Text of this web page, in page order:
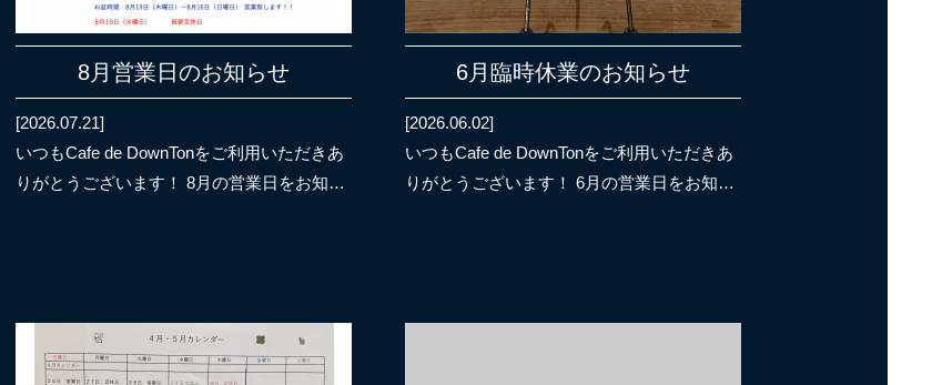
8月営業日のお知らせ
[2026.07.21]
いつもCafe de DownTonをご利用いただきあ
りがとうございます！ 8月の営業日をお知…
6月臨時休業のお知らせ
[2026.06.02]
いつもCafe de DownTonをご利用いただきあ
りがとうございます！ 6月の営業日をお知…